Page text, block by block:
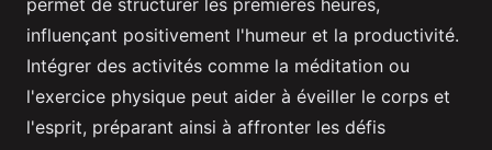
influençant positivement l'humeur et la productivité.
Intégrer des activités comme la méditation ou
l'exercice physique peut aider à éveiller le corps et
l'esprit, préparant ainsi à affronter les défis